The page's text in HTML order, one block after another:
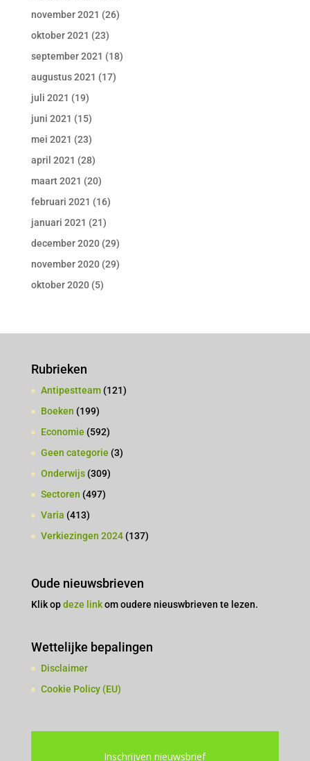
november 2021 (26)
oktober 2021 (23)
september 2021 (18)
augustus 2021 (17)
juli 2021 (19)
juni 2021 (15)
mei 2021 (23)
april 2021 (28)
maart 2021 (20)
februari 2021 (16)
januari 2021 (21)
december 2020(29)
november 2020(29)
oktober 2020(5)
Rubrieken
Antipestteam(121)
Boeken (199)
Economie (592)
Geen categorie (3)
Onderwijs(309)
Sectoren (497)
Varia (413)
Verkiezingen 2024(137)
Oude nieuwsbrieven
Klik opdeze linkom oudere nieuswbrieven te lezen.
Wettelijke bepalingen
Disclaimer
Cookie Policy (EU)
Inschrijven nieuwsbrief